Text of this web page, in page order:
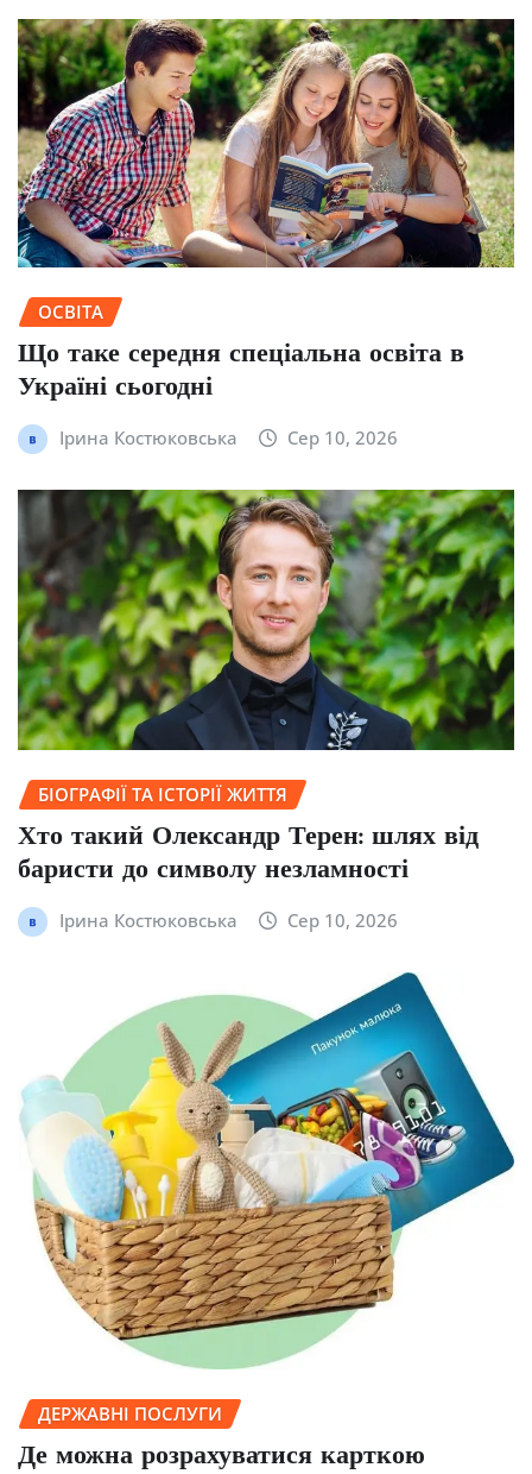
ОСВІТА
Що таке середня спеціальна освіта в
Україні сьогодні
Ірина Костюковська Сер 10, 2026
БІОГРАФІЇ ТА ІСТОРІЇ ЖИТТЯ
Хто такий Олександр Терен: шлях від
баристи до символу незламності
Ірина Костюковська Сер 10, 2026
ДЕРЖАВНІ ПОСЛУГИ
Де можна розрахуватися карткою